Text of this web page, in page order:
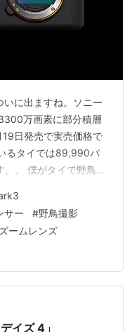
に出ますね。ソニー
万画素に部分積層
日発売で実売価格で
るタイでは89,990バ
。 僕がタイで野鳥撮
で、その後にα1へス
いだけど、今でもα7
ズームを付けて撮影
、野鳥撮影では相当
サー #野鳥撮影
ームレンズ
イズ 4」